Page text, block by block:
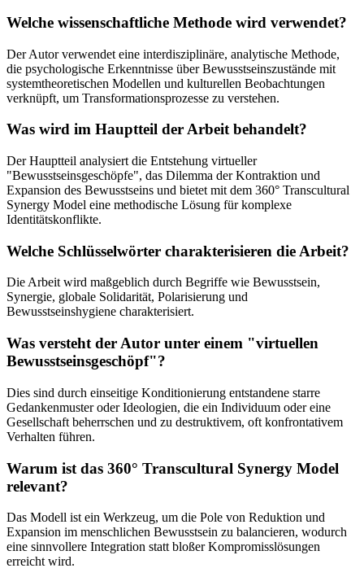
Welche wissenschaftliche Methode wird verwendet?
Der Autor verwendet eine interdisziplinäre, analytische Methode,
die psychologische Erkenntnisse über Bewusstseinszustände mit
systemtheoretischen Modellen und kulturellen Beobachtungen
verknüpft, um Transformationsprozesse zu verstehen.
Was wird im Hauptteil der Arbeit behandelt?
Der Hauptteil analysiert die Entstehung virtueller
"Bewusstseinsgeschöpfe", das Dilemma der Kontraktion und
Expansion des Bewusstseins und bietet mit dem 360° Transcultural
Synergy Model eine methodische Lösung für komplexe
Identitätskonflikte.
Welche Schlüsselwörter charakterisieren die Arbeit?
Die Arbeit wird maßgeblich durch Begriffe wie Bewusstsein,
Synergie, globale Solidarität, Polarisierung und
Bewusstseinshygiene charakterisiert.
Was versteht der Autor unter einem "virtuellen
Bewusstseinsgeschöpf"?
Dies sind durch einseitige Konditionierung entstandene starre
Gedankenmuster oder Ideologien, die ein Individuum oder eine
Gesellschaft beherrschen und zu destruktivem, oft konfrontativem
Verhalten führen.
Warum ist das 360° Transcultural Synergy Model
relevant?
Das Modell ist ein Werkzeug, um die Pole von Reduktion und
Expansion im menschlichen Bewusstsein zu balancieren, wodurch
eine sinnvollere Integration statt bloßer Kompromisslösungen
erreicht wird.